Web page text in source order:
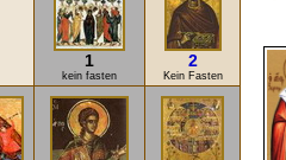
1
kein fasten
2
Kein Fasten